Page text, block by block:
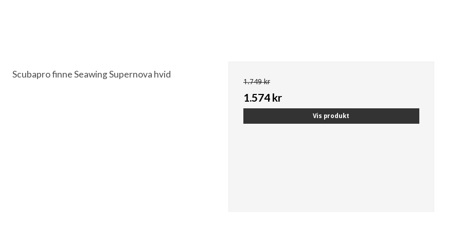
Scubapro finne Seawing Supernova hvid
1.749 kr
1.574 kr
Vis produkt